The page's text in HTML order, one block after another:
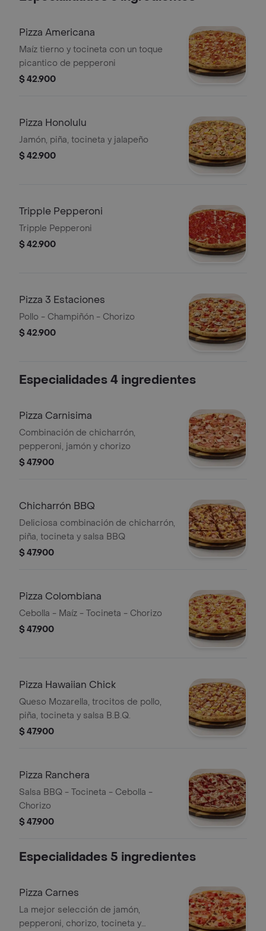
Pizza Americana
Maíz tierno y tocineta con un toque
picantico de pepperoni
$ 42.900
Pizza Honolulu
Jamón, piña, tocineta y jalapeño
$ 42.900
Tripple Pepperoni
Tripple Pepperoni
$ 42.900
Pizza 3 Estaciones
Pollo - Champiñón - Chorizo
$ 42.900
Especialidades 4 ingredientes
Pizza Carnisima
Combinación de chicharrón,
pepperoni, jamón y chorizo
$ 47.900
Chicharrón BBQ
Deliciosa combinación de chicharrón,
piña, tocineta y salsa BBQ
$ 47.900
Pizza Colombiana
Cebolla - Maíz - Tocineta - Chorizo
$ 47.900
Pizza Hawaiian Chick
Queso Mozarella, trocitos de pollo,
piña, tocineta y salsa B.B.Q.
$ 47.900
Pizza Ranchera
Salsa BBQ - Tocineta - Cebolla -
Chorizo
$ 47.900
Especialidades 5 ingredientes
Pizza Carnes
La mejor selección de jamón,
pepperoni, chorizo, tocineta y